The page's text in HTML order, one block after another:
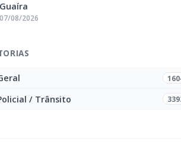
08/2026
/ Trânsito